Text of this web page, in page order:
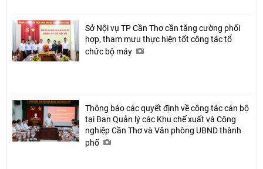
Sở Nội vụ TP Cần Thơ cần tăng cường phối
hợp, tham mưu thực hiện tốt công tác tổ
chức bộ máy
Thông báo các quyết định về công tác cán bộ
tại Ban Quản lý các Khu chế xuất và Công
nghiệp Cần Thơ và Văn phòng UBND thành
phố